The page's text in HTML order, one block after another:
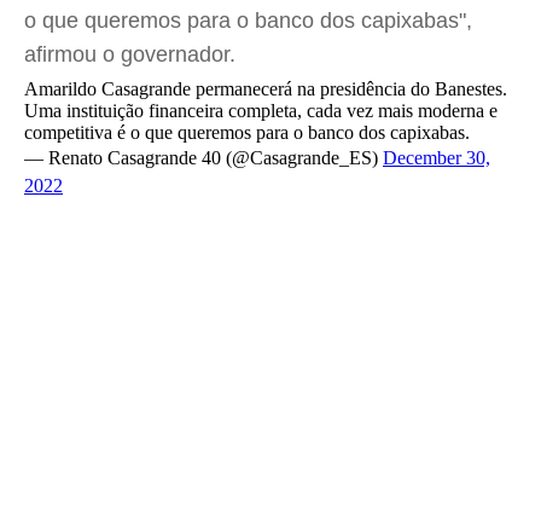
o que queremos para o banco dos capixabas",
afirmou o governador.
Amarildo Casagrande permanecerá na presidência do Banestes.
Uma instituição financeira completa, cada vez mais moderna e
competitiva é o que queremos para o banco dos capixabas.
— Renato Casagrande 40 (@Casagrande_ES) December 30,
2022